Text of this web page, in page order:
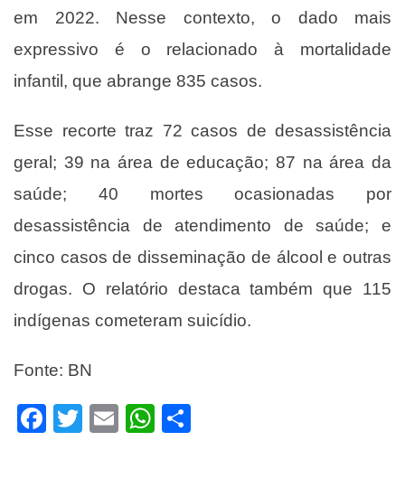
em 2022. Nesse contexto, o dado mais
expressivo é o relacionado à mortalidade
infantil, que abrange 835 casos.
Esse recorte traz 72 casos de desassistência
geral; 39 na área de educação; 87 na área da
saúde; 40 mortes ocasionadas por
desassistência de atendimento de saúde; e
cinco casos de disseminação de álcool e outras
drogas. O relatório destaca também que 115
indígenas cometeram suicídio.
Fonte: BN
Facebook
Twitter
EmailWhatsApp